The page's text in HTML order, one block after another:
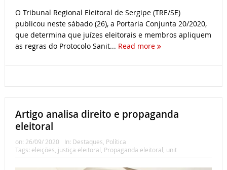
O Tribunal Regional Eleitoral de Sergipe (TRE/SE)
publicou neste sábado (26), a Portaria Conjunta 20/2020,
que determina que juízes eleitorais e membros apliquem
as regras do Protocolo Sanit... Read more
Artigo analisa direito e propaganda
eleitoral
on: 26/09/ 2020 In: Destaques Política
Tags: eleições justiça eleitoral Propaganda eleitoral unit